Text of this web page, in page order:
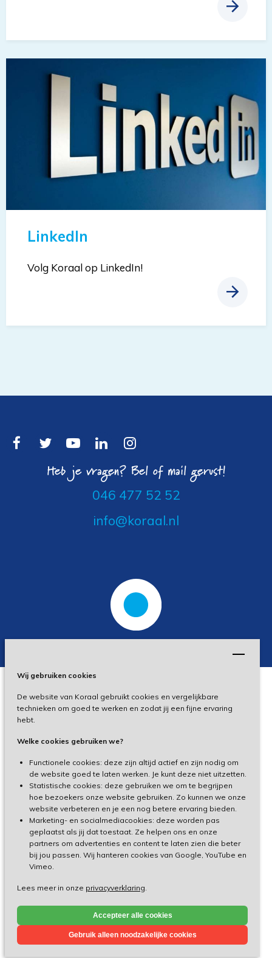
Wij gebruiken cookies
De website van Koraal gebruikt cookies en vergelijkbare
technieken om goed te werken en zodat jij een fijne ervaring
hebt.
Welke cookies gebruiken we?
Functionele cookies: deze zijn altijd actief en zijn nodig om
de website goed te laten werken. Je kunt deze niet uitzetten.
Statistische cookies: deze gebruiken we om te begrijpen
hoe bezoekers onze website gebruiken. Zo kunnen we onze
website verbeteren en je een nog betere ervaring bieden.
Marketing- en socialmediacookies: deze worden pas
geplaatst als jij dat toestaat. Ze helpen ons en onze
partners om advertenties en content te laten zien die beter
bij jou passen. Wij hanteren cookies van Google, YouTube en
Vimeo.
Lees meer in onze privacyverklaring.
Accepteer alle cookies
Gebruik alleen noodzakelijke cookies
LinkedIn
Volg Koraal op LinkedIn!
Heb je vragen? Bel of mail gerust!
046 477 52 52
info@koraal.nl
Privacy
Toegankelijkheid
Cliëntenportaal
Medewerkersportaal
TeamViewer
Made by Ivengi
© Koraal 2026